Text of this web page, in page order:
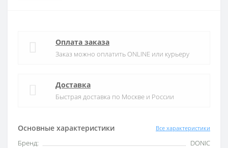
Основные характеристики Все характеристики
Бренд:
DONIC
Оплата заказа
Заказ можно оплатить ONLINE или курьеру
Доставка
Быстрая доставка по Москве и России